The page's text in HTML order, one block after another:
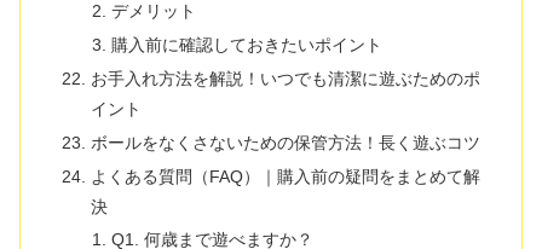
デメリット
購入前に確認しておきたいポイント
お手入れ方法を解説！いつでも清潔に遊ぶためのポ
イント
ボールをなくさないための保管方法！長く遊ぶコツ
よくある質問（FAQ）｜購入前の疑問をまとめて解
決
Q1. 何歳まで遊べますか？